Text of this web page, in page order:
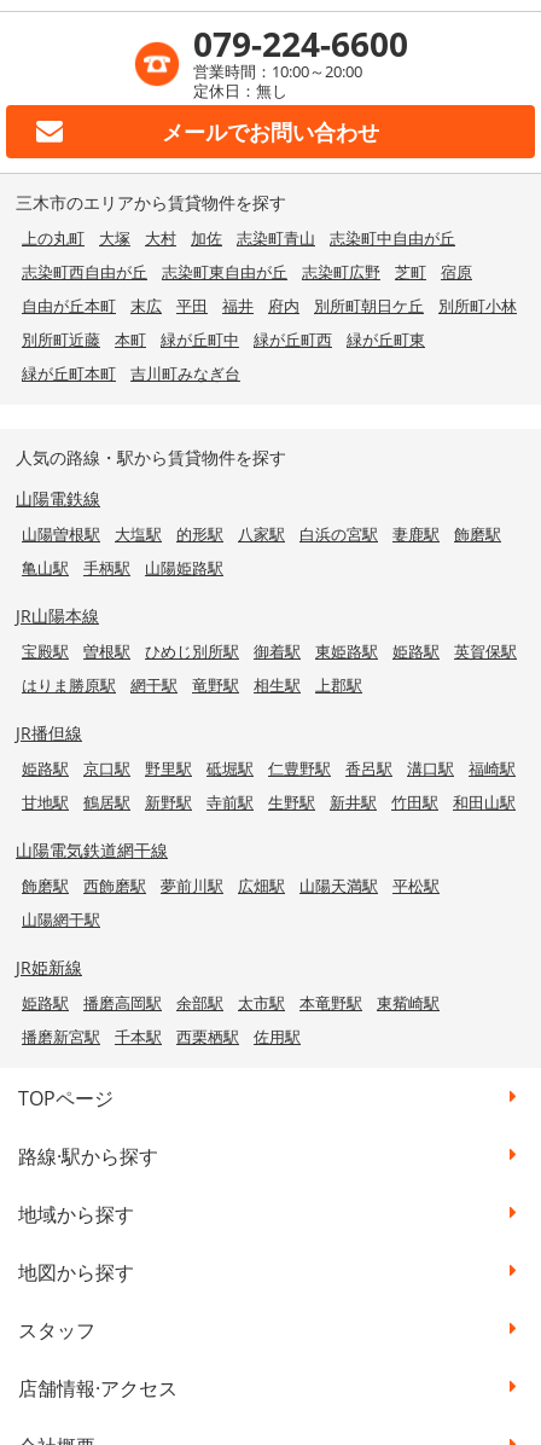
079-224-6600
営業時間：10:00～20:00
定休日：無し
メールでお問い合わせ
三木市のエリアから賃貸物件を探す
上の丸町 大塚 大村 加佐 志染町青山
志染町中自由が丘
志染町西自由が丘
志染町東自由が丘 志染町広野 芝町
宿原
自由が丘本町
末広 平田 福井 府内 別所町朝日ケ丘
別所町小林
別所町近藤
本町 緑が丘町中 緑が丘町西
緑が丘町東
緑が丘町本町
吉川町みなぎ台
人気の路線・駅から賃貸物件を探す
山陽電鉄線
山陽曽根駅 大塩駅 的形駅 八家駅 白浜の宮駅 妻鹿駅
飾磨駅
亀山駅
手柄駅 山陽姫路駅
JR山陽本線
宝殿駅 曽根駅 ひめじ別所駅 御着駅 東姫路駅 姫路駅
英賀保駅
はりま勝原駅
網干駅 竜野駅 相生駅 上郡駅
JR播但線
姫路駅 京口駅 野里駅 砥堀駅 仁豊野駅 香呂駅 溝口駅
福崎駅
甘地駅
鶴居駅 新野駅 寺前駅 生野駅 新井駅 竹田駅 和田山駅
山陽電気鉄道網干線
飾磨駅 西飾磨駅 夢前川駅 広畑駅 山陽天満駅
平松駅
山陽網干駅
JR姫新線
姫路駅 播磨高岡駅 余部駅 太市駅 本竜野駅
東觜崎駅
播磨新宮駅
千本駅 西栗栖駅 佐用駅
TOPページ
路線·駅から探す
地域から探す
地図から探す
スタッフ
店舗情報·アクセス